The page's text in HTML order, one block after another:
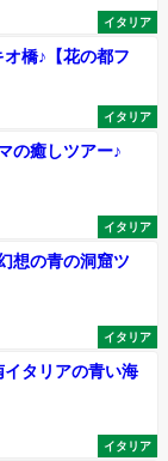
イタリア
イタリア
橋♪【花の都フ
イタリア
の癒しツアー♪
イタリア
想の青の洞窟ツ
イタリア
タリアの青い海